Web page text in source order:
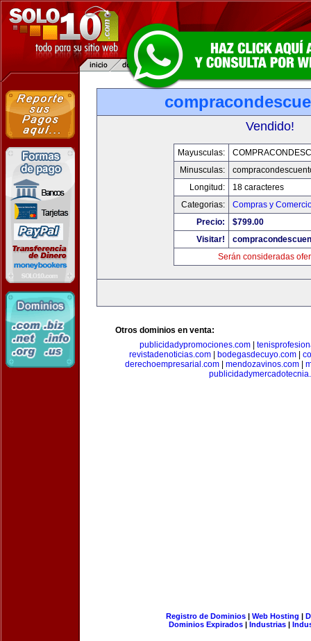
Vendido!
Mayusculas:
Minusculas:
Longitud:
18 caracteres
Categorias:
Compras y
Precio:
$799.00
Visitar!
Serán consideradas
Otros dominios en venta:
publicidadypromociones.com
revistadenoticias.com
bodegasdecuyo.com
derechoempresarial.com
mendozavinos.com
Registro de Dominios| Web Hosting |
Dominios Expirados | Industrias |